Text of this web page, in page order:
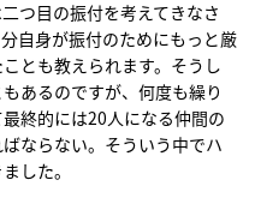
つ目の振付を考えてきなさ
自身が振付のためにもっと厳
とも教えられます。そうし
あるのですが、何度も繰り
終的には20人になる仲間の
ならない。そういう中でハ
した。